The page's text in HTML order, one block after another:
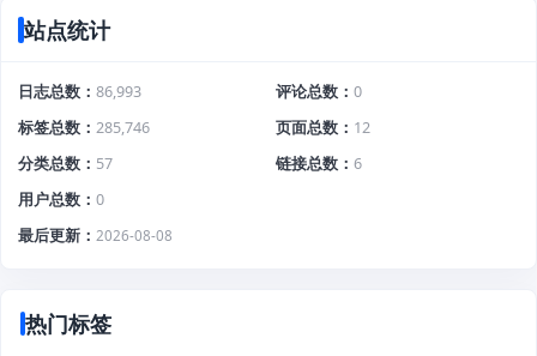
站点统计
日志总数 86,993 评论总数
0
标签总数
285,746 页面总数
12
分类总数
57 链接总数
6
用户总数
0
最后更新
2026-08-08
热门标签